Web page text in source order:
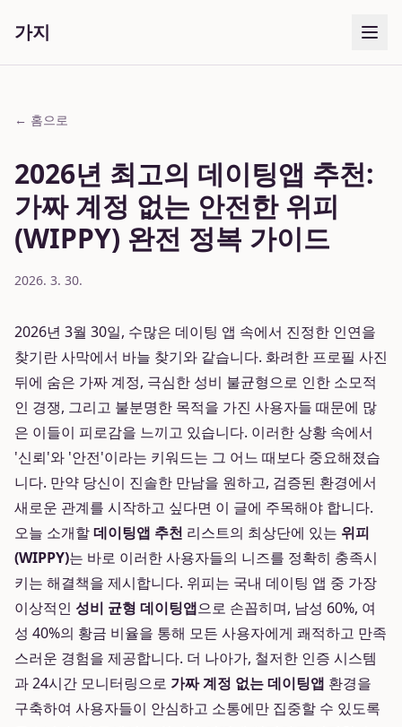
가지
← 홈으로
2026년 최고의 데이팅앱 추천:
가짜 계정 없는 안전한 위피
(WIPPY) 완전 정복 가이드
2026. 3. 30.
2026년 3월 30일, 수많은 데이팅 앱 속에서 진정한 인연을
찾기란 사막에서 바늘 찾기와 같습니다. 화려한 프로필 사진
뒤에 숨은 가짜 계정, 극심한 성비 불균형으로 인한 소모적
인 경쟁, 그리고 불분명한 목적을 가진 사용자들 때문에 많
은 이들이 피로감을 느끼고 있습니다. 이러한 상황 속에서
'신뢰'와 '안전'이라는 키워드는 그 어느 때보다 중요해졌습
니다. 만약 당신이 진솔한 만남을 원하고, 검증된 환경에서
새로운 관계를 시작하고 싶다면 이 글에 주목해야 합니다.
오늘 소개할데이팅앱 추천 리스트의 최상단에 있는 위피
(WIPPY)는 바로 이러한 사용자들의 니즈를 정확히 충족시
키는 해결책을 제시합니다. 위피는 국내 데이팅 앱 중 가장
이상적인 성비 균형 데이팅앱으로 손꼽히며, 남성 60%, 여
성 40%의 황금 비율을 통해 모든 사용자에게 쾌적하고 만족
스러운 경험을 제공합니다. 더 나아가, 철저한 인증 시스템
과 24시간 모니터링으로 가짜 계정 없는 데이팅앱 환경을
구축하여 사용자들이 안심하고 소통에만 집중할 수 있도록